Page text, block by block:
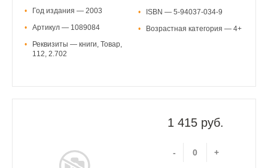
•
Год издания — 2003
•
Артикул — 1089084
•
Реквизиты — книги, Товар,
112, 2.702
•
ISBN — 5-94037-034-9
•
Возрастная категория — 4+
1 415 руб.
- +